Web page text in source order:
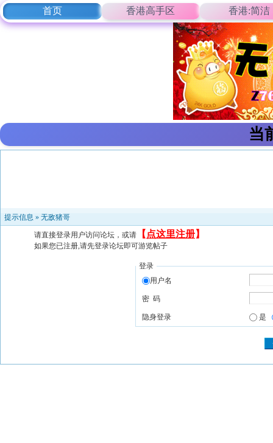
首页 香港高手区 香港:简洁
当
提示信息 » 无敌猪哥
请直接登录用户访问论坛，或请 【 点这里注册】
如果您已注册,请先登录论坛即可游览帖子
登录
用户名
密 码
隐身登录 是